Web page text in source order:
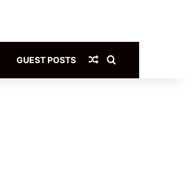
GUEST POSTS Article Aléatoire